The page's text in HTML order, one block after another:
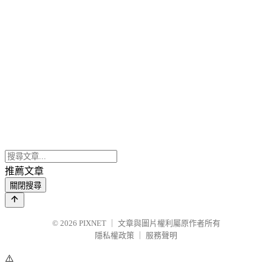
推薦文章
關閉搜尋
© 2026 PIXNET
文章與圖片權利屬原作者所有
隱私權政策
服務聲明
⚠️